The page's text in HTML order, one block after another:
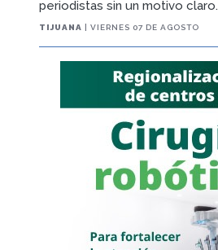
periodistas sin un motivo claro.
TIJUANA | VIERNES 07 DE AGOSTO